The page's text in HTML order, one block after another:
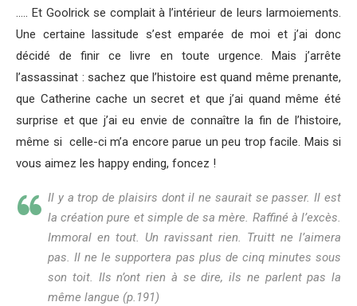
….. Et Goolrick se complait à l’intérieur de leurs larmoiements.
Une certaine lassitude s’est emparée de moi et j’ai donc
décidé de finir ce livre en toute urgence. Mais j’arrête
l’assassinat : sachez que l’histoire est quand même prenante,
que Catherine cache un secret et que j’ai quand même été
surprise et que j’ai eu envie de connaître la fin de l’histoire,
même si celle-ci m’a encore parue un peu trop facile. Mais si
vous aimez les happy ending, foncez !
Il y a trop de plaisirs dont il ne saurait se passer. Il est
la création pure et simple de sa mère. Raffiné à l’excès.
Immoral en tout. Un ravissant rien. Truitt ne l’aimera
pas. Il ne le supportera pas plus de cinq minutes sous
son toit. Ils n’ont rien à se dire, ils ne parlent pas la
même langue (p.191)